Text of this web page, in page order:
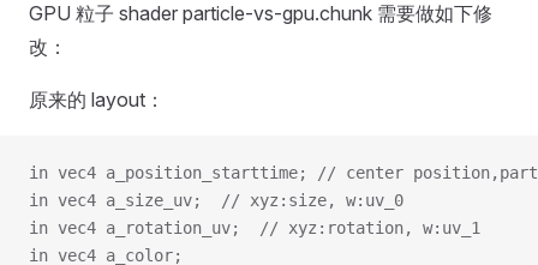
GPU 粒子 shader particle-vs-gpu.chunk 需要做如下修
改：
原来的 layout：
in vec4 a_position_starttime; // center
in vec4 a_size_uv;  // xyz:size, w:uv_0
in vec4 a_rotation_uv;  // xyz:rotation, w:uv_1
in vec4 a_color;